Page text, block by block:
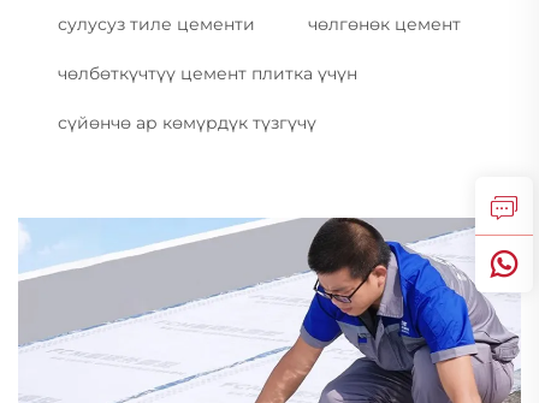
сулусуз тиле цементи чөлгөнөк цемент
чөлбөткүчтүү цемент плитка үчүн
сүйөнчө ар көмүрдүк түзгүчү